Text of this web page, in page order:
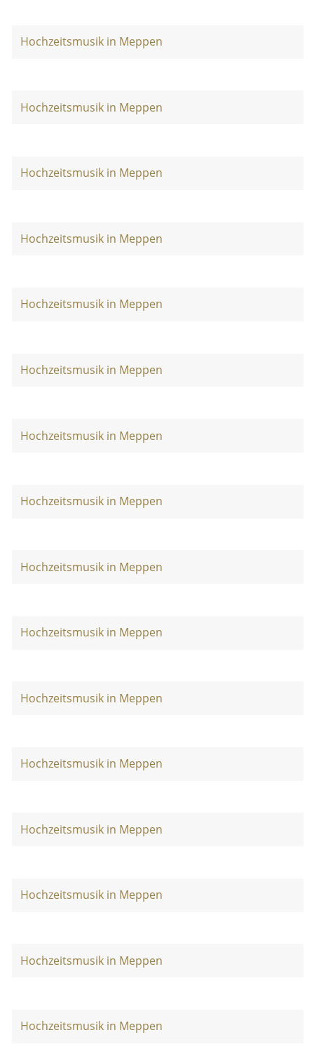
Hochzeitsmusik in Meppen
Hochzeitsmusik in Meppen
Hochzeitsmusik in Meppen
Hochzeitsmusik in Meppen
Hochzeitsmusik in Meppen
Hochzeitsmusik in Meppen
Hochzeitsmusik in Meppen
Hochzeitsmusik in Meppen
Hochzeitsmusik in Meppen
Hochzeitsmusik in Meppen
Hochzeitsmusik in Meppen
Hochzeitsmusik in Meppen
Hochzeitsmusik in Meppen
Hochzeitsmusik in Meppen
Hochzeitsmusik in Meppen
Hochzeitsmusik in Meppen